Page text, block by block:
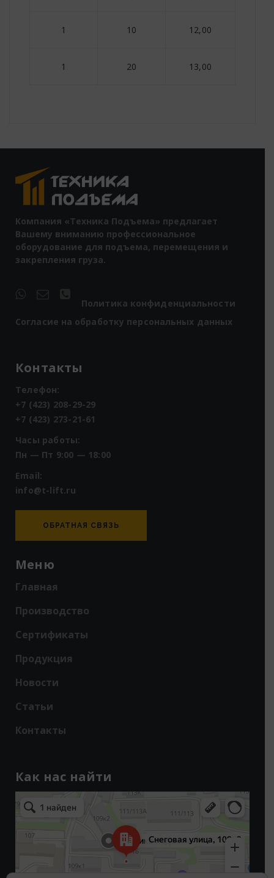
1 10 12,00
1 20 13,00
Компания «Техника Подъема» предлагает
Вашему вниманию профессиональное
оборудование для подъема, перемещения и
закрепления груза.
Политика конфиденциальности
Согласие на обработку персональных данных
Контакты
Телефон:
+7 (423) 208-29-29
+7 (423) 273-21-61
Часы работы:
Пн — Пт 9:00 — 18:00
Email:
info@t-lift.ru
ОБРАТНАЯ СВЯЗЬ
Меню
Главная
Производство
Сертификаты
Продукция
Новости
Статьи
Контакты
Как нас найти
Снеговая улица, 109к3 — Яндекс Карты